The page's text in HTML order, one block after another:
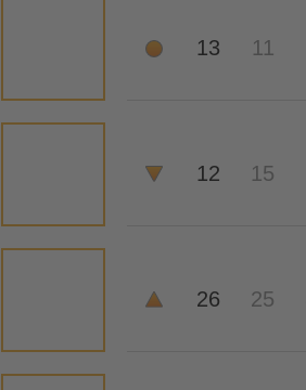
13 11
12 15
26 25